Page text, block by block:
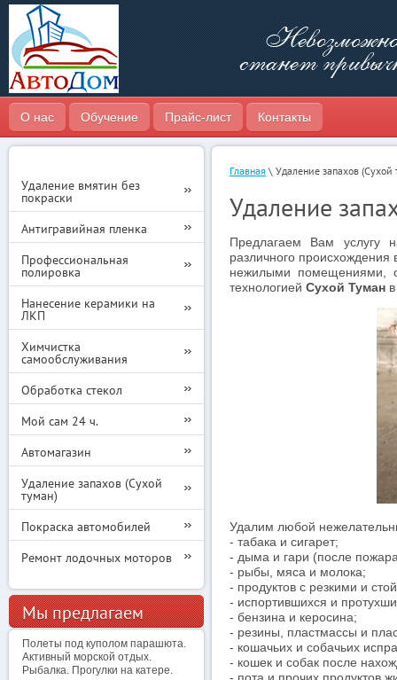
О нас Обучение Прайс-лист Контакты
Главная \ Удаление запахов (Сухой
Удаление
Предлагаем Вам услугу
различного
нежилыми помещениями,
технологией Сухой Туман
Удалим любой
- табака и сигарет;
- дыма и гари (после
- рыбы, мяса и молока;
- продуктов с резкими и
- испортившихся и
- бензина и керосина;
- резины, пластмассы и
- кошачьих и собачьих
- кошек и собак после
Удаление вмятин без
покраски
Антигравийная пленка
Профессиональная
полировка
Нанесение керамики на
ЛКП
Химчистка
самообслуживания
Обработка стекол
Мой сам 24 ч.
Автомагазин
Удаление запахов (Сухой
туман)
Покраска автомобилей
Ремонт лодочных моторов
Мы предлагаем
Полеты под куполом парашюта.
Активный морской отдых.
Рыбалка. Прогулки на катере.